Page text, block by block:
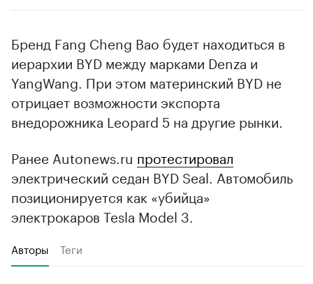
Бренд Fang Cheng Bao будет находиться в
иерархии BYD между марками Denza и
YangWang. При этом материнский BYD не
отрицает возможности экспорта
внедорожника Leopard 5 на другие рынки.
Ранее Autonews.ru протестировал
электрический седан BYD Seal. Автомобиль
позиционируется как «убийца»
электрокаров Tesla Model 3.
Авторы Теги